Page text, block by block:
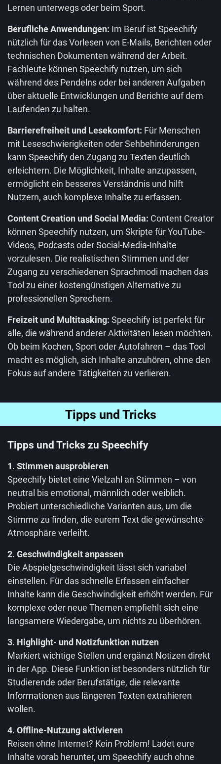
Lernen unterwegs oder beim Sport.
Berufliche Anwendungen: Im Beruf ist Speechify
nützlich für das Vorlesen von E-Mails, Berichten oder
technischen Dokumenten während der Arbeit.
Fachleute können Speechify nutzen, um sich
während des Pendelns oder bei anderen Aufgaben
über aktuelle Entwicklungen und Berichte auf dem
Laufenden zu halten.
Barrierefreiheit und Lesekomfort: Für Menschen
mit Leseschwierigkeiten oder Sehbehinderungen
kann Speechify den Zugang zu Texten deutlich
erleichtern. Die Möglichkeit, Inhalte anzupassen,
ermöglicht ein besseres Verständnis und hilft
Nutzern, auch komplexe Inhalte zu erfassen.
Content Creation und Social Media: Content Creator
können Speechify nutzen, um Skripte für YouTube-
Videos, Podcasts oder Social-Media-Inhalte
vorzulesen. Die realistischen Stimmen und der
Zugang zu verschiedenen Sprachmodi machen das
Tool zu einer kostengünstigen Alternative zu
professionellen Sprechern.
Freizeit und Multitasking: Speechify ist perfekt für
alle, die während anderer Aktivitäten lesen möchten.
Ob beim Kochen, Sport oder Autofahren – das Tool
macht es möglich, sich Inhalte anzuhören, ohne den
Fokus auf andere Tätigkeiten zu verlieren.
Tipps und Tricks
Tipps und Tricks zu Speechify
1. Stimmen ausprobieren
Speechify bietet eine Vielzahl an Stimmen – von
neutral bis emotional, männlich oder weiblich.
Probiert unterschiedliche Varianten aus, um die
Stimme zu finden, die eurem Text die gewünschte
Atmosphäre verleiht.
2. Geschwindigkeit anpassen
Die Abspielgeschwindigkeit lässt sich variabel
einstellen. Für das schnelle Erfassen einfacher
Inhalte kann die Geschwindigkeit erhöht werden. Für
komplexe oder neue Themen empfiehlt sich eine
langsamere Wiedergabe, um nichts zu überhören.
3. Highlight- und Notizfunktion nutzen
Markiert wichtige Stellen und ergänzt Notizen direkt
in der App. Diese Funktion ist besonders nützlich für
Studierende oder Berufstätige, die relevante
Informationen aus längeren Texten extrahieren
wollen.
4. Offline-Nutzung aktivieren
Reisen ohne Internet? Kein Problem! Ladet eure
Inhalte vorab herunter, um Speechify auch ohne